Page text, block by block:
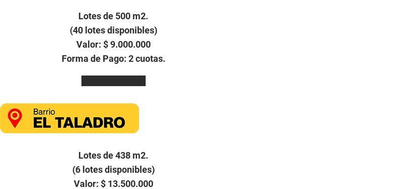
Lotes de 500 m2.
(40 lotes disponibles)
Valor: $ 9.000.000
Forma de Pago: 2 cuotas.
Lotes de 438 m2.
(6 lotes disponibles)
Valor: $ 13.500.000